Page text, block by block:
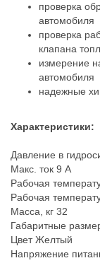
проверка
автомобиля
проверка
клапана
измерение
автомобиля
надежные
Характеристики:
Давление в
Макс. ток 9 А
Рабочая
Рабочая
Масса, кг 32
Габаритные
Цвет Желтый
Напряжение